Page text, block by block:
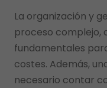
La organización y
proceso complejo,
fundamentales
costes. Además,
necesario contar